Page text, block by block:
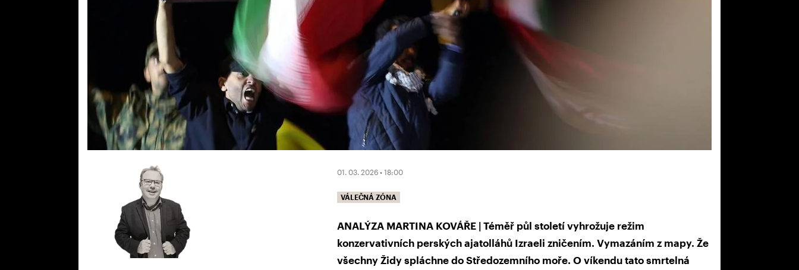
01. 03. 2026 • 18:00
VÁLEČNÁ ZÓNA
ANALÝZA MARTINA KOVÁŘE | Téměř půl století vyhrožuje režim
konzervativních perských ajatolláhů Izraeli zničením. Vymazáním z mapy. Že
všechny Židy spláchne do Středozemního moře. O víkendu tato smrtelná